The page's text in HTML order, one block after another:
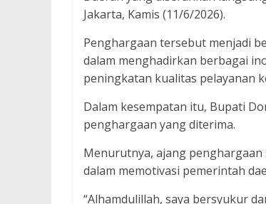
Jakarta, Kamis (11/6/2026).
Penghargaan tersebut menjadi
dalam menghadirkan berbagai
peningkatan kualitas pelayanan
Dalam kesempatan itu, Bupati
penghargaan yang diterima.
Menurutnya, ajang
dalam memotivasi pemerintah
“Alhamdulillah, saya bersyukur